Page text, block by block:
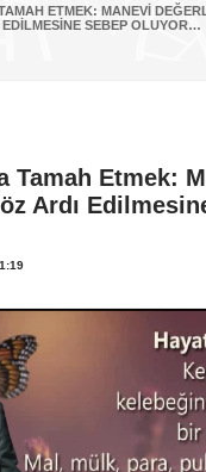
ETMEK: MANEVI
EDILMESINE SEBEP OLUYOR…
Tamah Etmek:
Ardı